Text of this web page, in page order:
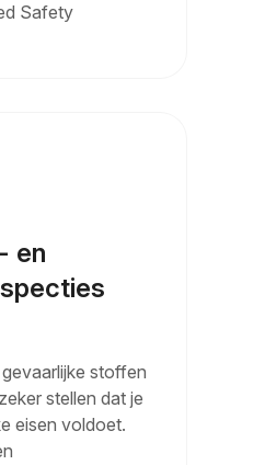
Safety
en
stoffen
stellen dat je
eisen voldoet.